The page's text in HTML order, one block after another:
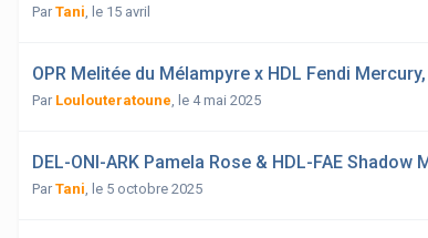
Par Tani le 15 avril
OPR Melitée du Mélampyre x HDL Fendi
Par Loulouteratoune le 4 mai 2025
DEL-ONI-ARK Pamela Rose & HDL-FAE
Par Tani le 5 octobre 2025